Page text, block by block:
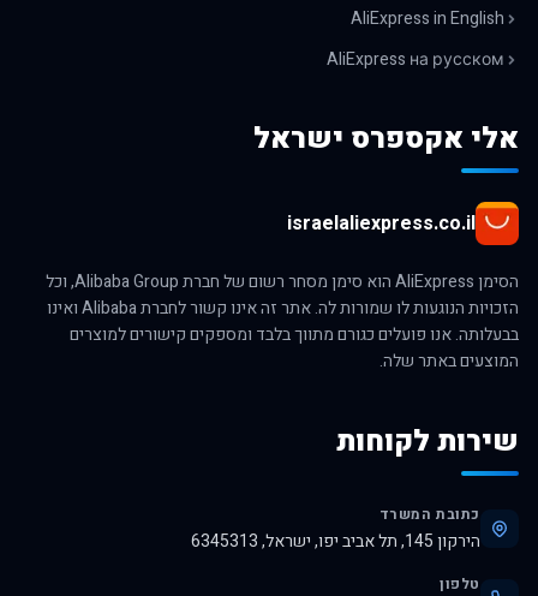
AliExpress in English
AliExpress на русском
אלי אקספרס ישראל
israelaliexpress.co.il
הסימן AliExpress הוא סימן מסחר רשום של חברת Alibaba Group, וכל
הזכויות הנוגעות לו שמורות לה. אתר זה אינו קשור לחברת Alibaba ואינו
בבעלותה. אנו פועלים כגורם מתווך בלבד ומספקים קישורים למוצרים
המוצעים באתר שלה.
שירות לקוחות
כתובת המשרד
הירקון 145, תל אביב יפו, ישראל, 6345313
טלפון